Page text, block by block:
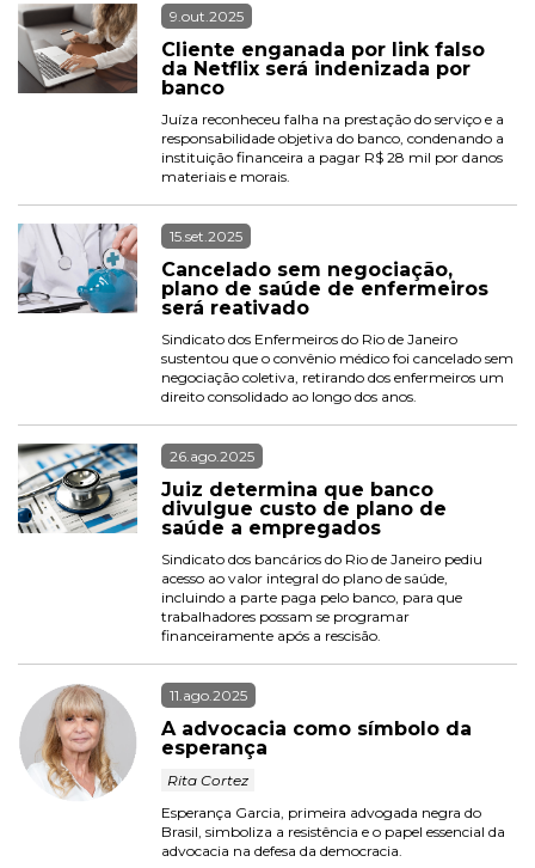
9.out.2025
Cliente enganada por link falso
da Netflix será indenizada por
banco
Juíza reconheceu falha na prestação do serviço e a
responsabilidade objetiva do banco, condenando a
instituição financeira a pagar R$ 28 mil por danos
materiais e morais.
15.set.2025
Cancelado sem negociação,
plano de saúde de enfermeiros
será reativado
Sindicato dos Enfermeiros do Rio de Janeiro
sustentou que o convênio médico foi cancelado sem
negociação coletiva, retirando dos enfermeiros um
direito consolidado ao longo dos anos.
26.ago.2025
Juiz determina que banco
divulgue custo de plano de
saúde a empregados
Sindicato dos bancários do Rio de Janeiro pediu
acesso ao valor integral do plano de saúde,
incluindo a parte paga pelo banco, para que
trabalhadores possam se programar
financeiramente após a rescisão.
11.ago.2025
A advocacia como símbolo da
esperança
Rita Cortez
Esperança Garcia, primeira advogada negra do
Brasil, simboliza a resistência e o papel essencial da
advocacia na defesa da democracia.